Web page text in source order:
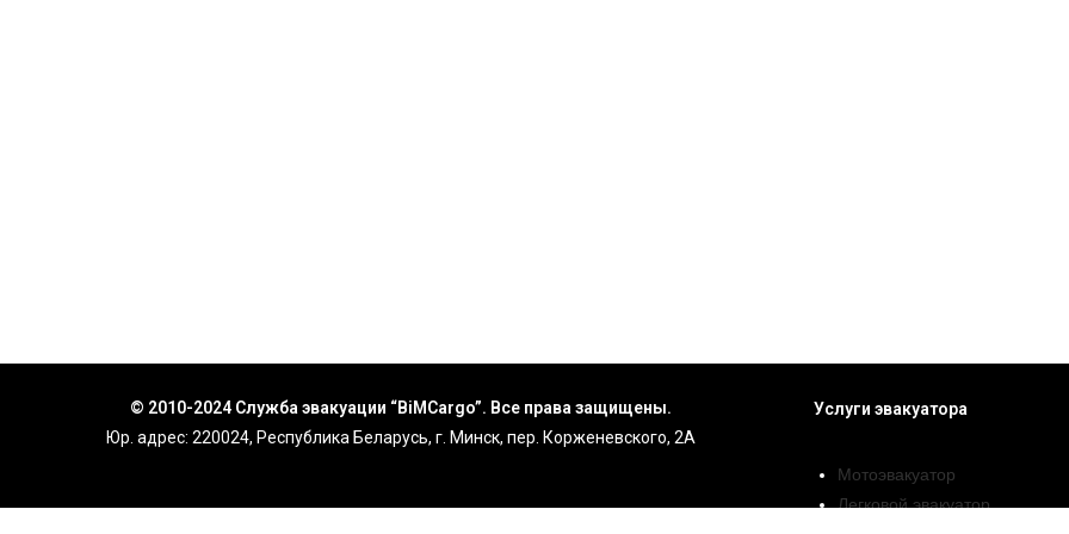
© 2010-2024 Служба эвакуации “BiMCargo”. Все права защищены.
Юр. адрес: 220024, Республика Беларусь, г. Минск, пер. Корженевского, 2А
Услуги эвакуатора
Мотоэвакуатор
Легковой эвакуатор